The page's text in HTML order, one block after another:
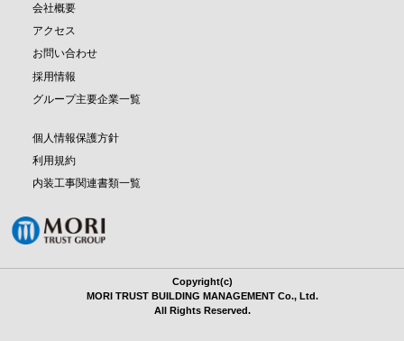
会社概要
アクセス
お問い合わせ
採用情報
グループ主要企業一覧
個人情報保護方針
利用規約
内装工事関連書類一覧
Copyright(c)
MORI TRUST BUILDING MANAGEMENT Co., Ltd.
All Rights Reserved.